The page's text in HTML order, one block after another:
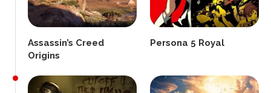
Assassin’s Creed
Origins
Persona 5 Royal